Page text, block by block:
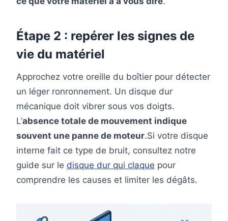
Étape 2 : repérer les signes de
vie du matériel
Approchez votre oreille du boîtier pour détecter
un léger ronronnement. Un disque dur
mécanique doit vibrer sous vos doigts.
L’absence totale de mouvement indique
souvent une panne de moteur.Si votre disque
interne fait ce type de bruit, consultez notre
guide sur le disque dur qui claque pour
comprendre les causes et limiter les dégâts.